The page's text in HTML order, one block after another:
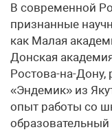
В современной
признанные
как Малая
Донская
Ростова-на-Дону,
«Эндемик» из
опыт работы со